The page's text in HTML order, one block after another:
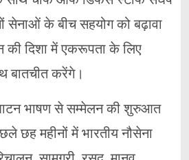
के बीच सहयोग को बढ़ावा
दिशा में एकरूपता के लिए
बातचीत करेंगे।
भाषणसे सम्मेलन की शुरुआत
छह महीनों में भारतीय नौसेना